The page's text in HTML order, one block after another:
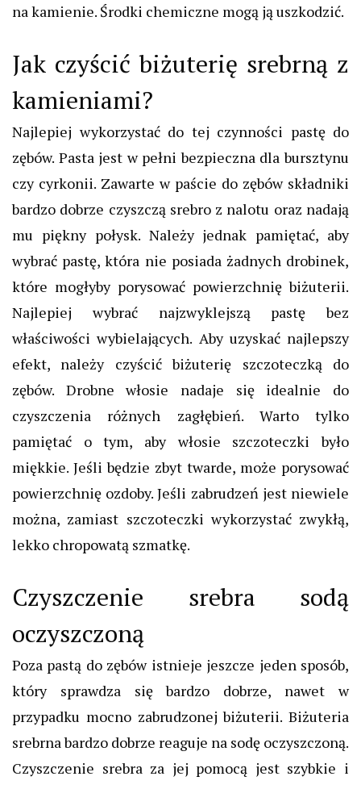
na kamienie. Środki chemiczne mogą ją uszkodzić.
Jak czyścić biżuterię srebrną z
kamieniami?
Najlepiej wykorzystać do tej czynności pastę do
zębów. Pasta jest w pełni bezpieczna dla bursztynu
czy cyrkonii. Zawarte w paście do zębów składniki
bardzo dobrze czyszczą srebro z nalotu oraz nadają
mu piękny połysk. Należy jednak pamiętać, aby
wybrać pastę, która nie posiada żadnych drobinek,
które mogłyby porysować powierzchnię biżuterii.
Najlepiej wybrać najzwyklejszą pastę bez
właściwości wybielających. Aby uzyskać najlepszy
efekt, należy czyścić biżuterię szczoteczką do
zębów. Drobne włosie nadaje się idealnie do
czyszczenia różnych zagłębień. Warto tylko
pamiętać o tym, aby włosie szczoteczki było
miękkie. Jeśli będzie zbyt twarde, może porysować
powierzchnię ozdoby.Jeśli zabrudzeń jest niewiele
można, zamiast szczoteczki wykorzystać zwykłą,
lekko chropowatą szmatkę.
Czyszczenie srebra sodą
oczyszczoną
Poza pastą do zębów istnieje jeszcze jeden sposób,
który sprawdza się bardzo dobrze, nawet w
przypadku mocno zabrudzonej biżuterii. Biżuteria
srebrnabardzo dobrze reaguje na sodę oczyszczoną.
Czyszczenie srebra za jej pomocą jest szybkie i